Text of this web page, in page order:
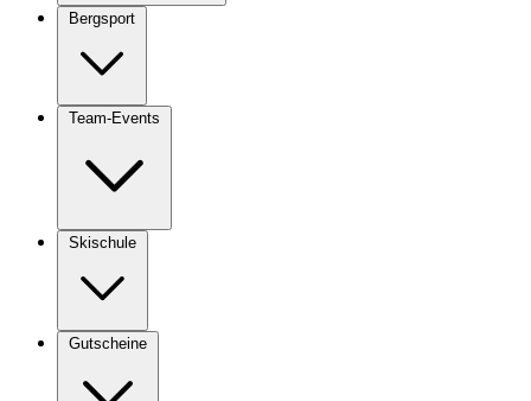
Bergsport
Team-Events
Skischule
Gutscheine